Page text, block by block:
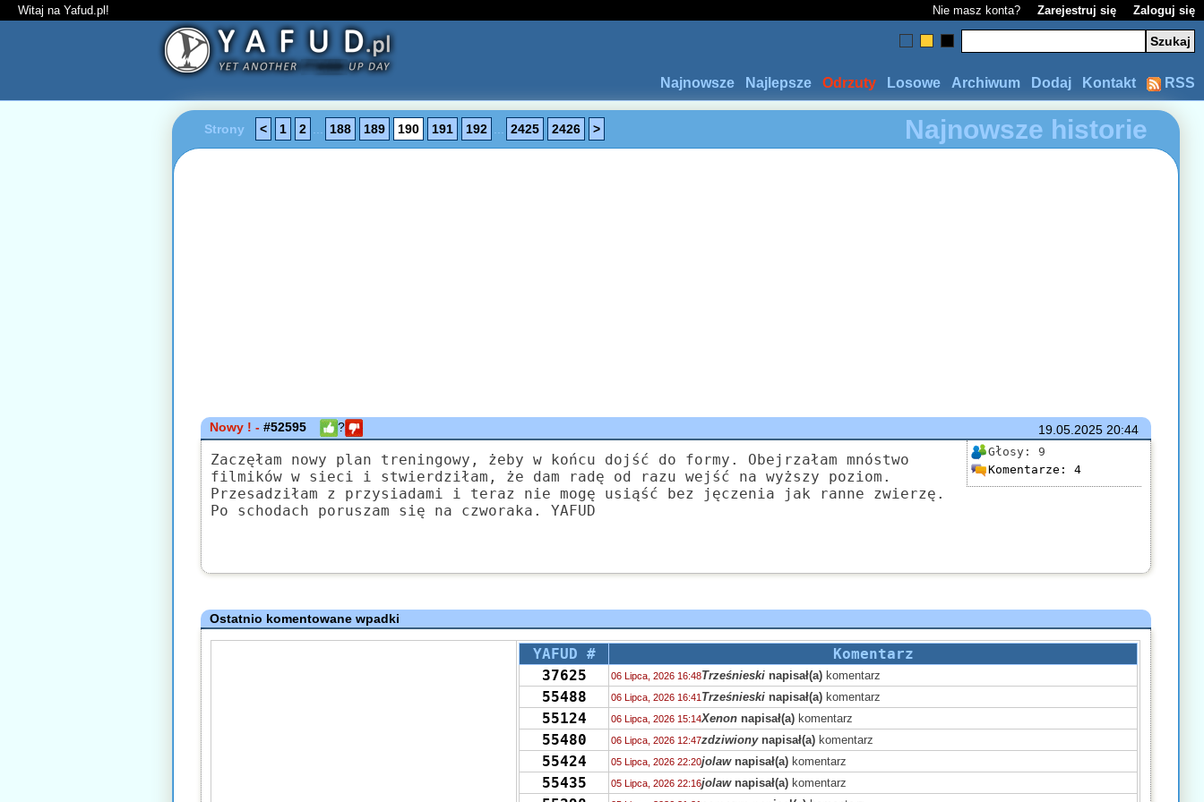
Witaj na Yafud.pl! Nie masz konta? Zarejestruj się Zaloguj się
RSS
Kontakt
Dodaj
Archiwum
Losowe
Odrzuty
Najlepsze
Najnowsze
Najnowsze historie
Strony < 1 2 188 189 190 191 192 2425 2426 >
19.05.202520:44
Nowy ! -#52595 ?
Głosy: 9
Komentarze: 4
Zaczęłam nowy plan treningowy, żeby w końcu dojść do formy. Obejrzałam mnóstwo
filmików w sieci i stwierdziłam, że dam radę od razu wejść na wyższy poziom.
Przesadziłam z przysiadami i teraz nie mogę usiąść bez jęczenia jak ranne zwierzę.
Po schodach poruszam się na czworaka. YAFUD
Ostatnio komentowane wpadki
YAFUD #
Komentarz
37625
06 Lipca, 2026 16:48Trześnieski napisał(a) komentarz
55488 06 Lipca, 2026 16:41 Trześnieski napisał(a) komentarz
55124 06 Lipca, 2026 15:14Xenon napisał(a) komentarz
55480 06 Lipca, 2026 12:47zdziwionynapisał(a) komentarz
55424 05 Lipca, 2026 22:20jolawnapisał(a) komentarz
55435 05 Lipca, 2026 22:16jolawnapisał(a) komentarz